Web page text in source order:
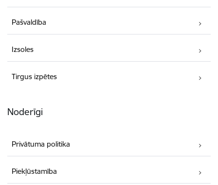
Pašvaldība
Izsoles
Tirgus izpētes
Noderīgi
Privātuma politika
Piekļūstamība